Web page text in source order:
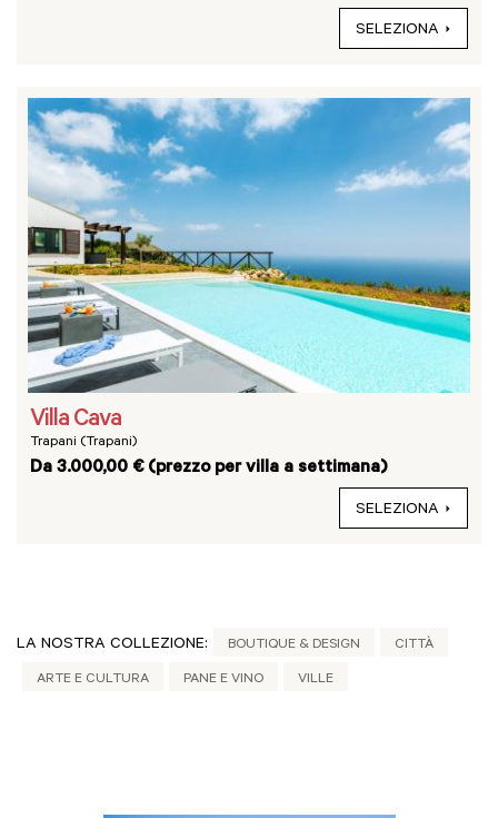
SELEZIONA
Villa Cava
Trapani (Trapani)
Da 3.000,00 € (prezzo per villa a settimana)
SELEZIONA
LA NOSTRA COLLEZIONE: BOUTIQUE & DESIGN CITTÀ
ARTE E CULTURA PANE E VINO VILLE